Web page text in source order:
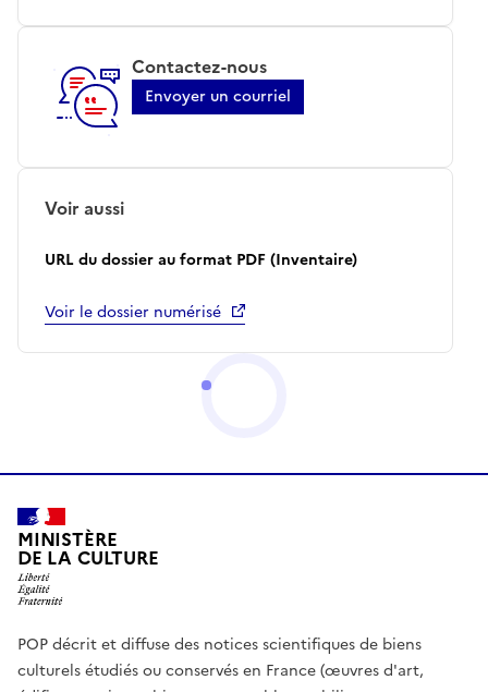
Contactez-nous
Envoyer un courriel
Voir aussi
URL du dossier au format PDF (Inventaire)
Voir le dossier numérisé
MINISTÈRE
DE LA CULTURE
POP décrit et diffuse des notices scientifiques de biens
culturels étudiés ou conservés en France (œuvres d'art,